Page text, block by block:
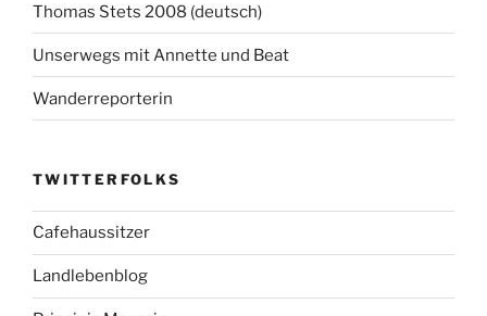
Thomas Stets 2008 (deutsch)
Unserwegs mit Annette und Beat
Wanderreporterin
TWITTERFOLKS
Cafehaussitzer
Landlebenblog